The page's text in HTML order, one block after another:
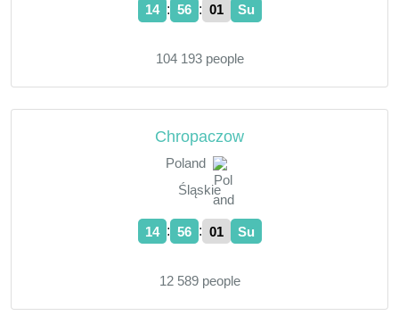
14 : 56 : 02 Su
104 193 people
Chropaczow
Poland
Śląskie
14 : 56 : 02 Su
12 589 people